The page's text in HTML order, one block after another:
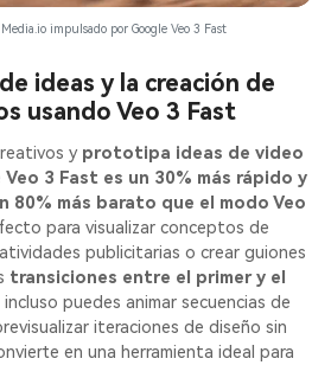
ideas y la creación de
usando Veo 3 Fast
y prototipa ideas de video
Veo 3 Fast es un 30% más rápido y
80% más barato que el modo Veo
para visualizar conceptos de
publicitarias o crear guiones
transiciones entre el primer y el
incluso puedes animar secuencias de
iteraciones de diseño sin
en una herramienta ideal para
impulsado por Google Veo 3 Fast